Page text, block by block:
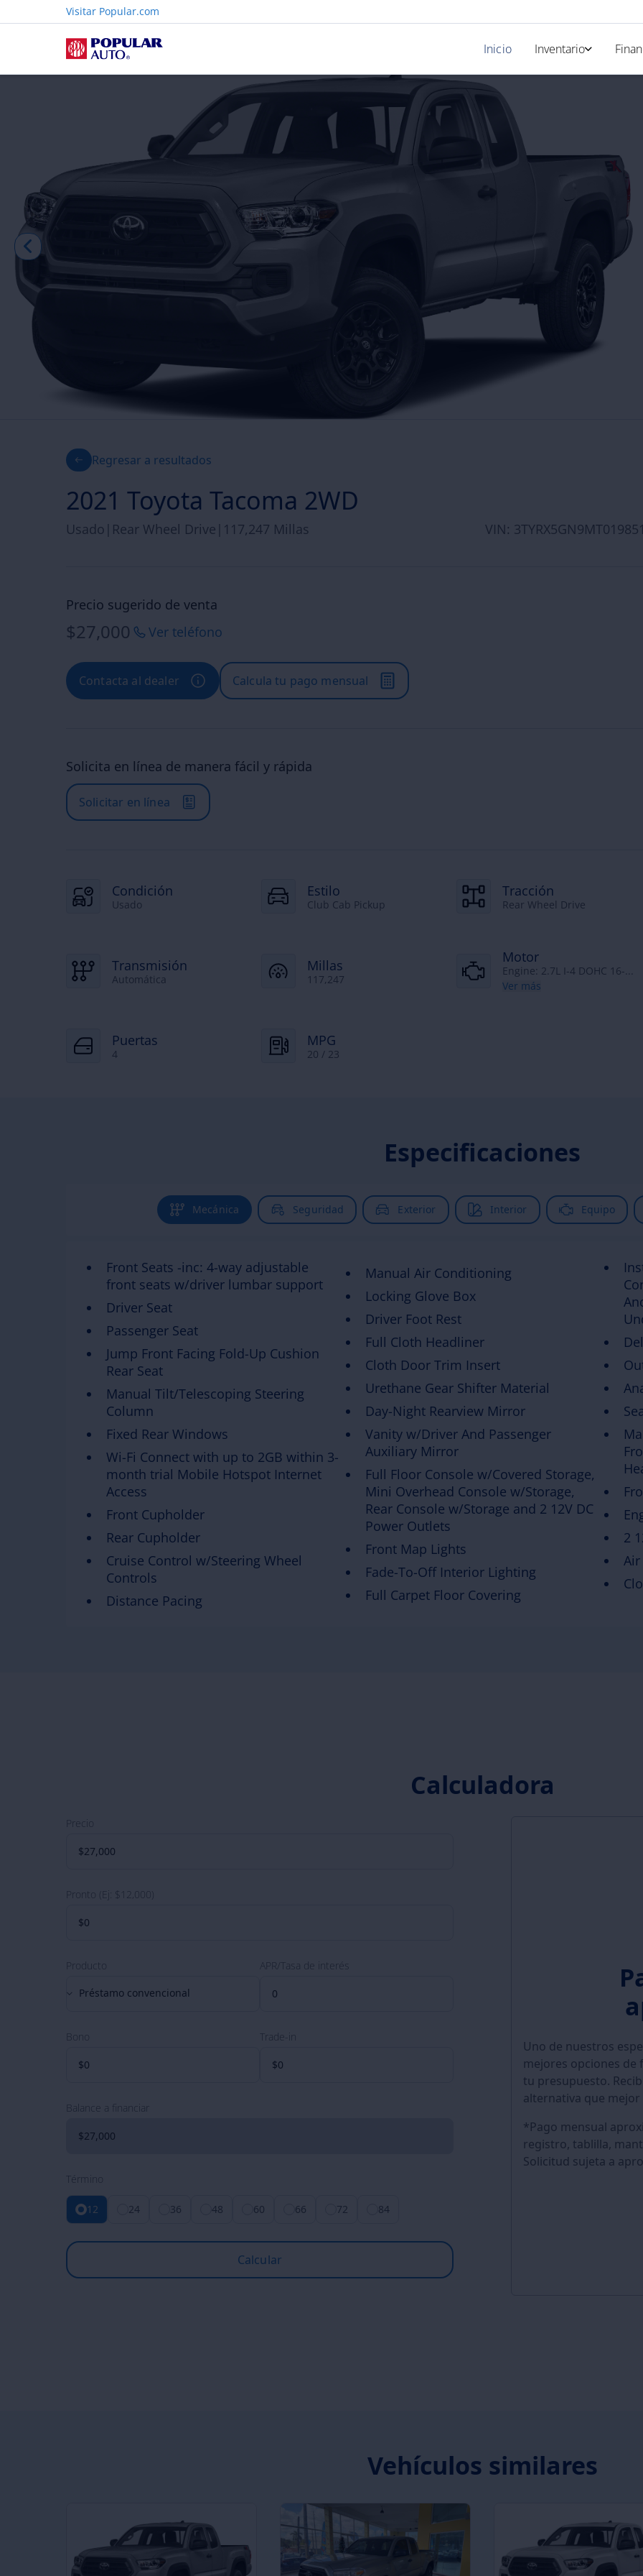
Visitar Popular.com
Inicio
Inventario
Nuevos
Regresar a resultados
2021 Toyota Tacoma 2WD
Usado Rear Wheel Drive 117,247 Millas VIN:
Precio sugerido de venta
$27,000 Ver teléfono
Contacta al dealer Calcula tu pago mensual
Solicita en línea de manera fácil y rápida
Solicitar en línea
Condición
Usado
Estilo
Club Cab Pickup
Tracción
Rear Wheel Drive
Transmisión
Automática
Millas
117,247
Motor
Engine: 2.7L I-4 DOHC 16-...
Ver más
Puertas
4
MPG
20 / 23
Especificaciones
Mecánica Seguridad Exterior Interior Equipo
Front Seats -inc: 4-way adjustable
front seats w/driver lumbar support
Driver Seat
Passenger Seat
Jump Front Facing Fold-Up Cushion
Rear Seat
Manual Tilt/Telescoping Steering
Column
Fixed Rear Windows
Wi-Fi Connect with up to 2GB within 3-
month trial Mobile Hotspot Internet
Access
Front Cupholder
Rear Cupholder
Cruise Control w/Steering Wheel
Controls
Distance Pacing
Manual Air Conditioning
Locking Glove Box
Driver Foot Rest
Full Cloth Headliner
Cloth Door Trim Insert
Urethane Gear Shifter Material
Day-Night Rearview Mirror
Vanity w/Driver And Passenger
Auxiliary Mirror
Full Floor Console w/Covered Storage,
Mini Overhead Console w/Storage,
Rear Console w/Storage and 2 12V DC
Power Outlets
Front Map Lights
Fade-To-Off Interior Lighting
Full Carpet Floor Covering
2
Calculadora
Precio
Pronto (Ej: $12,000)
Producto
Préstamo convencional
APR/Tasa de interés
Bono Trade-in
Balance a financiar
Término
12 24 36 48 60 66 72 84
Calcular
Uno de nuestros
mejores opciones de
tu presupuesto.
alternativa que
*Pago mensual
registro, tablilla,
Solicitud sujeta a
Vehículos similares